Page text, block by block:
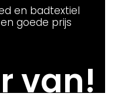
en badtextiel
goede prijs
van!